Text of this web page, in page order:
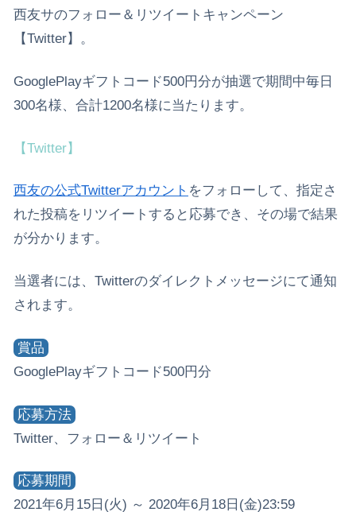
西友サのフォロー＆リツイートキャンペーン
【Twitter】。
GooglePlayギフトコード500円分が抽選で期間中毎日
300名様、合計1200名様に当たります。
【Twitter】
西友の公式Twitterアカウント をフォローして、指定さ
れた投稿をリツイートすると応募でき、その場で結果
が分かります。
当選者には、Twitterのダイレクトメッセージにて通知
されます。
賞品
GooglePlayギフトコード500円分
応募方法
Twitter、フォロー＆リツイート
応募期間
2021年6月15日(火) ～ 2020年6月18日(金)23:59